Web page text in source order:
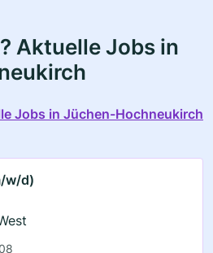
Aktuelle Jobs in
Jobs in Jüchen-Hochneukirch
w/d)